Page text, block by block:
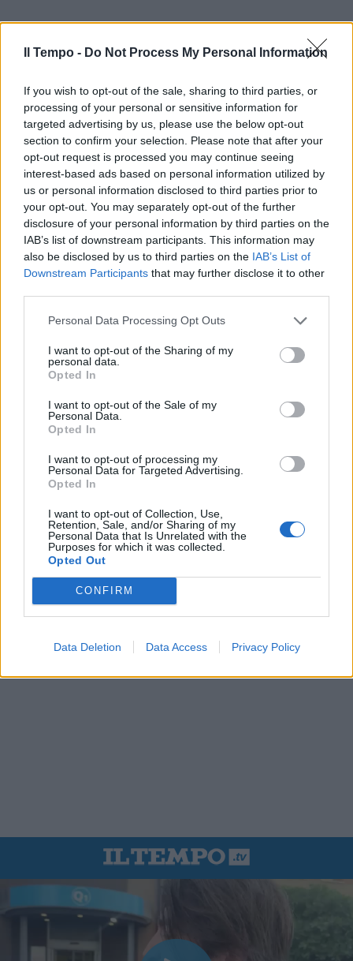
Il Tempo - Do Not Process My Personal Information
If you wish to opt-out of the sale, sharing to third parties, or
processing of your personal or sensitive information for
targeted advertising by us, please use the below opt-out
section to confirm your selection. Please note that after your
opt-out request is processed you may continue seeing
interest-based ads based on personal information utilized by
us or personal information disclosed to third parties prior to
your opt-out. You may separately opt-out of the further
disclosure of your personal information by third parties on the
IAB’s list of downstream participants. This information may
also be disclosed by us to third parties on the IAB’s List of
Downstream Participants that may further disclose it to other
Personal Data Processing Opt Outs
I want to opt-out of the Sharing of my
personal data.
Opted In
I want to opt-out of the Sale of my
Personal Data.
Opted In
I want to opt-out of processing my
Personal Data for Targeted Advertising.
Opted In
I want to opt-out of Collection, Use,
Retention, Sale, and/or Sharing of my
Personal Data that Is Unrelated with the
Purposes for which it was collected.
Opted Out
CONFIRM
Data Deletion Data Access Privacy Policy
In evidenza